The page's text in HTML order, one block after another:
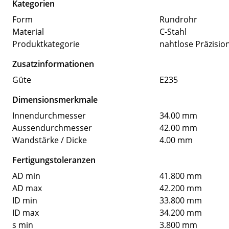
Kategorien
Form
Rundrohr
Material
C-Stahl
Produktkategorie
nahtlose
Zusatzinformationen
Güte
E235
Dimensionsmerkmale
Innendurchmesser
34.00 mm
Aussendurchmesser
42.00 mm
Wandstärke / Dicke
4.00 mm
Fertigungstoleranzen
AD min
41.800 mm
AD max
42.200 mm
ID min
33.800 mm
ID max
34.200 mm
s min
3.800 mm